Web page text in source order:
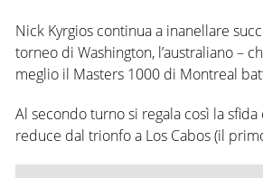
Nick Kyrgios continua a inanellare
torneo di Washington, l’australiano –
meglio il Masters 1000 di Montreal
Al secondo turno si regala così la
reduce dal trionfo a Los Cabos (il